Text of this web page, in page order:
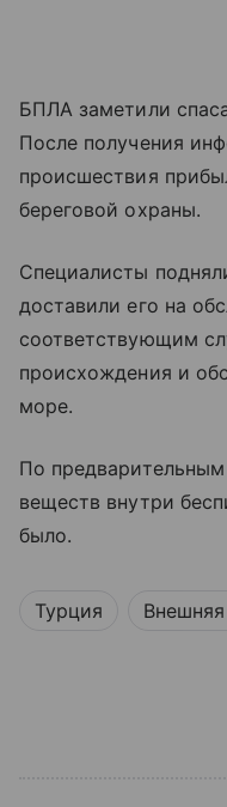
БПЛА заметили
После получения
происшествия
береговой охраны.
Специалисты
доставили его на
соответствующим
происхождения и
море.
По
веществ внутри
было.
Турция